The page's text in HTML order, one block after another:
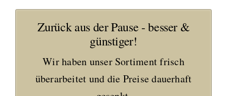
Zurück aus der Pause - besser &
günstiger!
Wir haben unser Sortiment frisch
überarbeitet und die Preise dauerhaft